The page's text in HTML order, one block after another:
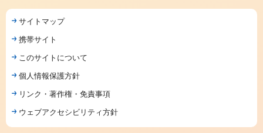
サイトマップ
携帯サイト
このサイトについて
個人情報保護方針
リンク・著作権・免責事項
ウェブアクセシビリティ方針